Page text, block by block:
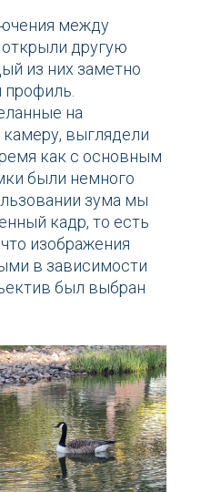
между
другую
из них заметно
на
выглядели
как с основным
были немного
зума мы
кадр, то есть
изображения
в зависимости
был выбран